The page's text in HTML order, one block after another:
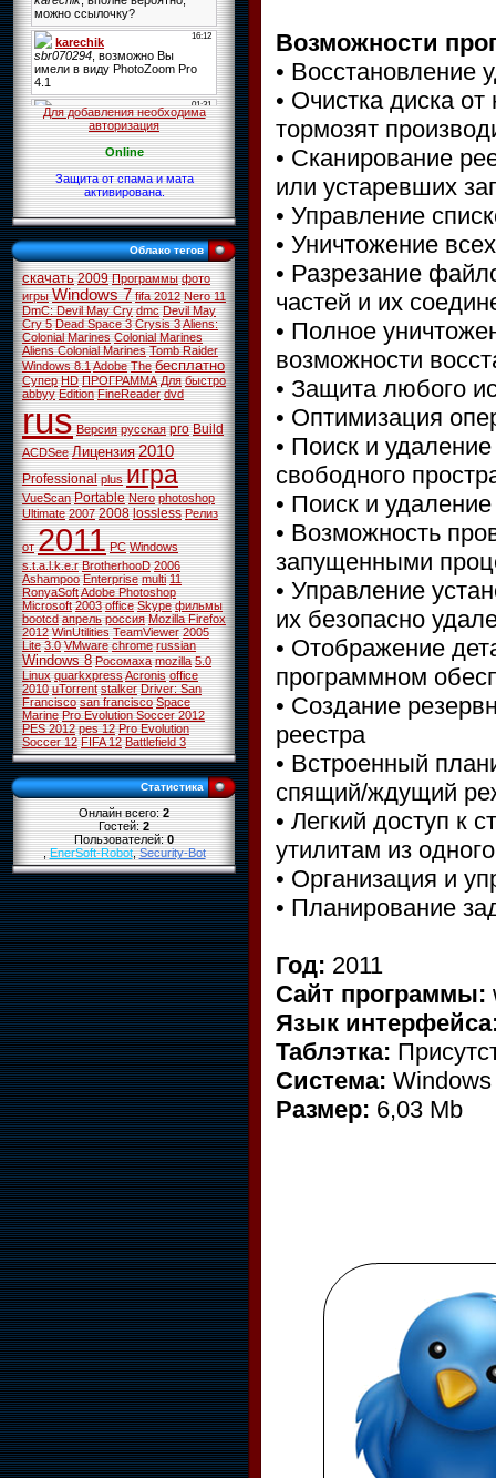
Для добавления необходима
авторизация
Online
Защита от спама и мата
активирована.
Облако тегов
скачать 2009 Программы фото
игры Windows 7 fifa 2012 Nero 11
DmC: Devil May Cry dmc Devil May
Cry 5 Dead Space 3 Crysis 3Aliens:
Colonial Marines Colonial Marines
Aliens Colonial Marines Tomb Raider
Windows 8.1Adobe The бесплатно
Супер HD ПРОГРАММА Для быстро
abbyy Edition FineReader dvd
rus Версия русская pro Build
ACDSee Лицензия 2010
Professional plus игра
VueScan Portable Nero photoshop
Ultimate 2007 2008 lossless Релиз
от 2011 PC Windows
s.t.a.l.k.e.r BrotherhooD 2006
Ashampoo Enterprise multi 11
RonyaSoftAdobe Photoshop
Microsoft 2003 office Skype фильмы
bootcd апрель россия Mozilla Firefox
2012 WinUtilities TeamViewer 2005
Lite 3.0 VMware chrome russian
Windows 8 Росомаха mozilla 5.0
Linux quarkxpressAcronis office
2010 uTorrent stalker Driver: San
Francisco san francisco Space
Marine Pro Evolution Soccer 2012
PES 2012 pes 12 Pro Evolution
Soccer 12 FIFA 12 Battlefield 3
Статистика
Онлайн всего:2
Гостей:2
Пользователей:0
,EnerSoft-Robot,Security-Bot
Возможности
• Восстановление
• Очистка диска
тормозят
• Сканирование
или устаревших
• Управление
• Уничтожение
• Разрезание
частей и их
• Полное
возможности
• Защита любого
• Оптимизация
• Поиск и
свободного
• Поиск и
• Возможность
запущенными
• Управление
их безопасно
• Отображение
программном
• Создание
реестра
• Встроенный
спящий/ждущий
• Легкий доступ к
утилитам из
• Организация и
• Планирование
Год: 2011
Сайт программы:
Язык
Таблэтка:
Система:
Размер: 6,03 Мb